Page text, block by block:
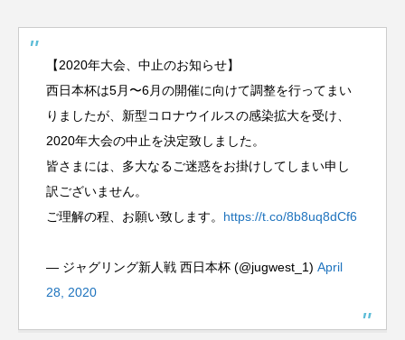
【2020年大会、中止のお知らせ】
西日本杯は5月〜6月の開催に向けて調整を行ってまい
りましたが、新型コロナウイルスの感染拡大を受け、
2020年大会の中止を決定致しました。
皆さまには、多大なるご迷惑をお掛けしてしまい申し
訳ございません。
ご理解の程、お願い致します。 https://t.co/8b8uq8dCf6
— ジャグリング新人戦 西日本杯 (@jugwest_1) April
28, 2020